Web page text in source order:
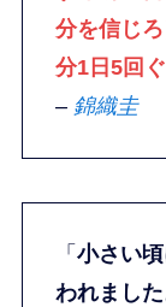
分を信じ
分1日5回
– 錦織圭
「 小さい
われまし